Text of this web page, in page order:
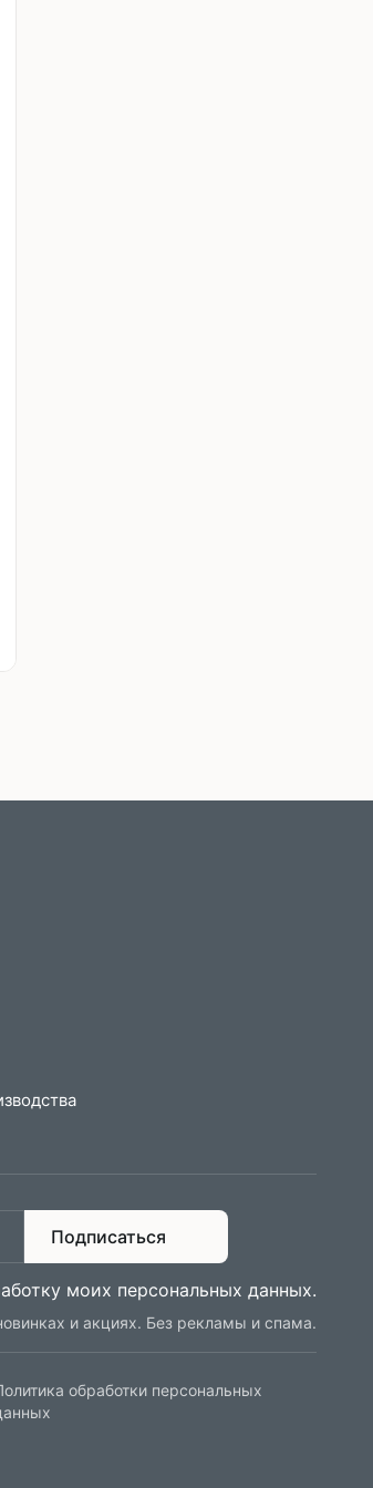
Подписаться
моих персональных данных.
и акциях. Без рекламы и спама.
обработки персональных